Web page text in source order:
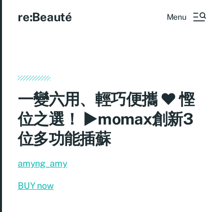
re:Beauté Menu
一變六用、輕巧便攜 ♥ 慳
位之選！ ►momax創新3
位多功能插蘇
amyng_amy
BUY now